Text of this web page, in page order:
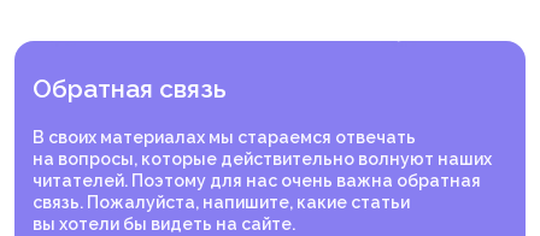
Обратная связь
В своих материалах мы стараемся отвечать
на вопросы, которые действительно волнуют наших
читателей. Поэтому для нас очень важна обратная
связь. Пожалуйста, напишите, какие статьи
вы хотели бы видеть на сайте.